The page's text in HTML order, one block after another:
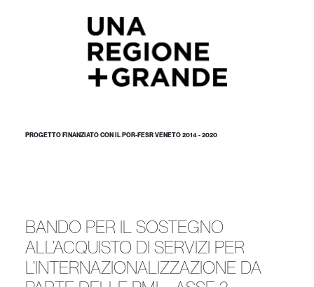
PROGETTO FINANZIATO CON IL POR-FESR VENETO 2014 - 2020
BANDO PER IL SOSTEGNO
ALL’ACQUISTO DI SERVIZI PER
L’INTERNAZIONALIZZAZIONE DA